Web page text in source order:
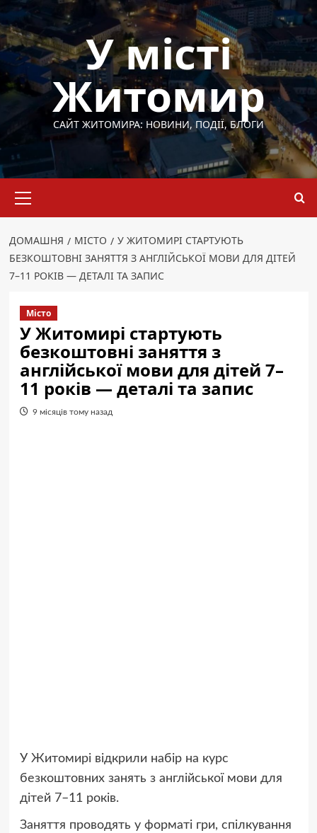
Перейти
до
вмісту
У місті
Житомир
САЙТ ЖИТОМИРА: НОВИНИ, ПОДІЇ, БЛОГИ
меню
ДОМАШНЯ МІСТО
У ЖИТОМИРІ СТАРТУЮТЬ
БЕЗКОШТОВНІ ЗАНЯТТЯ З АНГЛІЙСЬКОЇ МОВИ ДЛЯ ДІТЕЙ
7–11 РОКІВ — ДЕТАЛІ ТА ЗАПИС
Місто
У Житомирі стартують
безкоштовні заняття з
англійської мови для дітей 7–
11 років — деталі та запис
9 місяців тому назад
У Житомирі відкрили набір на курс
безкоштовних занять з англійської мови для
дітей 7–11 років.
Заняття проводять у форматі гри, спілкування